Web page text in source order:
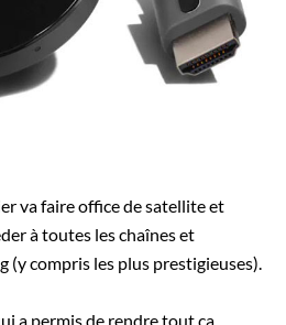
va faire office de satellite et
à toutes les chaînes et
(y compris les plus prestigieuses).
a permis de rendre tout ça